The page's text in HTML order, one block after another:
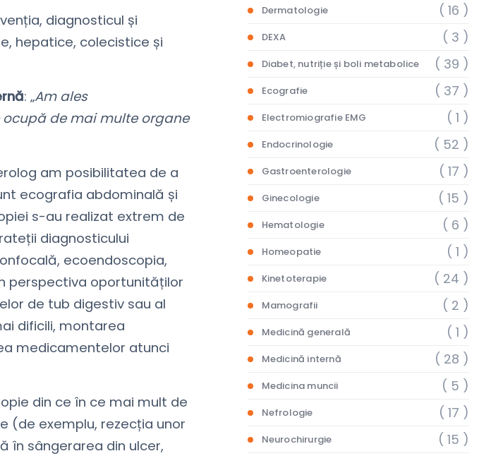
diagnosticul și
hepatice, colecistice și
: „Am ales
de mai multe organe
am posibilitatea de a
ecografia abdominală și
s-au realizat extrem de
diagnosticului
ecoendoscopia,
perspectiva oportunităților
de tub digestiv sau al
dificili, montarea
medicamentelor atunci
din ce în ce mai mult de
(de exemplu, rezecția unor
în sângerarea din ulcer,
Dermatologie ( 16 )
DEXA ( 3 )
Diabet, nutriție și boli metabolice ( 39 )
Ecografie ( 37 )
Electromiografie EMG ( 1 )
Endocrinologie ( 52 )
Gastroenterologie ( 17 )
Ginecologie ( 15 )
Hematologie ( 6 )
Homeopatie ( 1 )
Kinetoterapie ( 24 )
Mamografii ( 2 )
Medicină generală ( 1 )
Medicină internă ( 28 )
Medicina muncii ( 5 )
Nefrologie ( 17 )
Neurochirurgie ( 15 )